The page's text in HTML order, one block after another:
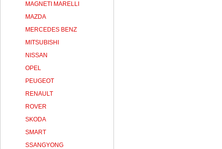
MAGNETI MARELLI
MAZDA
MERCEDES BENZ
MITSUBISHI
NISSAN
OPEL
PEUGEOT
RENAULT
ROVER
SKODA
SMART
SSANGYONG